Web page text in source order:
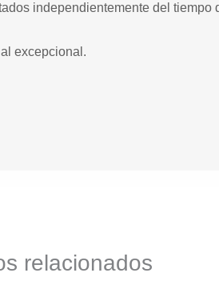
independientemente del tiempo
excepcional.
relacionados